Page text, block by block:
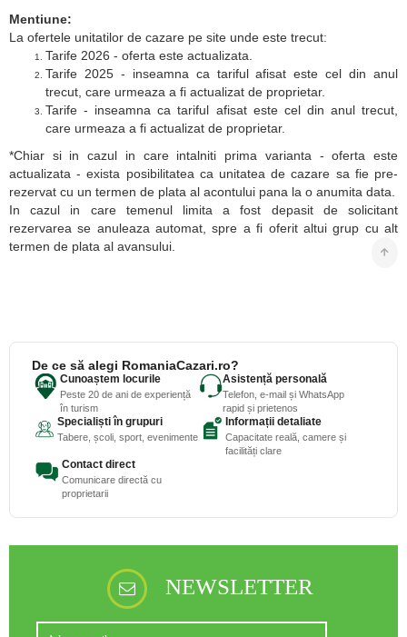
Mentiune:
La ofertele unitatilor de cazare pe site unde este trecut:
Tarife 2026 - oferta este actualizata.
Tarife 2025 - inseamna ca tariful afisat este cel din anul
trecut, care urmeaza a fi actualizat de proprietar.
Tarife - inseamna ca tariful afisat este cel din anul trecut,
care urmeaza a fi actualizat de proprietar.
*Chiar si in cazul in care intalniti prima varianta - oferta este
actualizata - exista posibilitatea ca unitatea de cazare sa fie pre-
rezervat cu un termen de plata al acontului pana la o anumita data.
In cazul in care temenul limita a fost depasit de solicitant
rezervarea se anuleaza automat, spre a fi oferit altui grup cu alt
termen de plata al avansului.
De ce să alegi RomaniaCazari.ro?
Cunoaștem locurile
Peste 20 de ani de experiență
în turism
Asistență personală
Telefon, e-mail și WhatsApp
rapid și prietenos
Specialiști în grupuri
Tabere, școli, sport, evenimente
Informații detaliate
Capacitate reală, camere și
facilități clare
Contact direct
Comunicare directă cu
proprietarii
NEWSLETTER